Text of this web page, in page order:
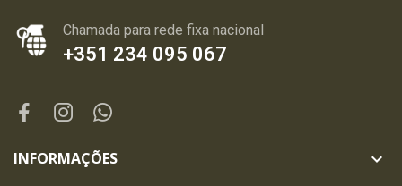
Chamada para rede fixa nacional
+351 234 095 067
INFORMAÇÕES 